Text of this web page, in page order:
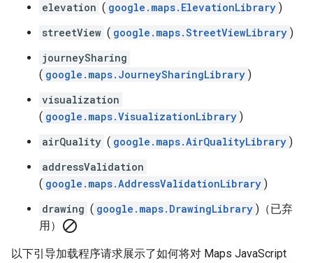
elevation ( google.maps.ElevationLibrary )
streetView ( google.maps.StreetViewLibrary )
journeySharing
( google.maps.JourneySharingLibrary )
visualization
( google.maps.VisualizationLibrary )
airQuality ( google.maps.AirQualityLibrary )
addressValidation
( google.maps.AddressValidationLibrary )
drawing ( google.maps.DrawingLibrary )（已弃
用）
block
以下引导加载程序请求展示了如何将对 Maps JavaScript